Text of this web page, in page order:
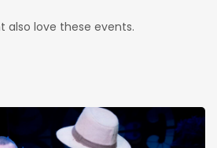
also love these events.